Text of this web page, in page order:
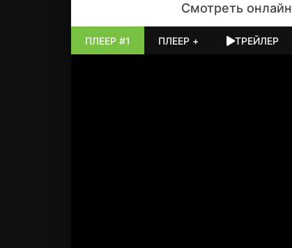
Смотреть онлайн
ПЛЕЕР #1 ПЛЕЕР + ТРЕЙЛЕР